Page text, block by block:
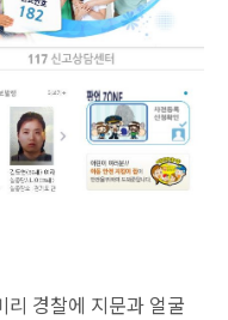
리 경찰에 지문과 얼굴